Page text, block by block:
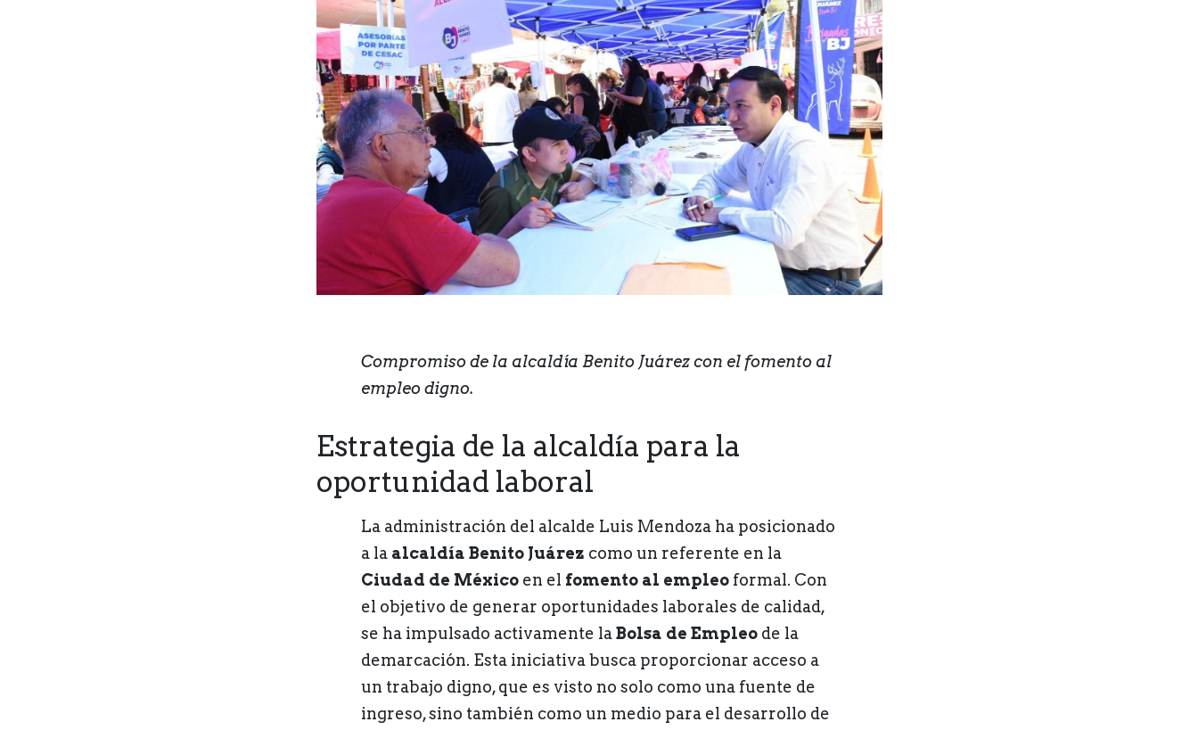
Compromiso de la alcaldía Benito Juárez con el fomento al
empleo digno.
Estrategia de la alcaldía para la
oportunidad laboral
La administración del alcalde Luis Mendoza ha posicionado
a la alcaldía Benito Juárez como un referente en la
Ciudad de Méxicoen el fomento al empleoformal. Con
el objetivo de generar oportunidades laborales de calidad,
se ha impulsado activamente laBolsa de Empleode la
demarcación. Esta iniciativa busca proporcionar acceso a
un trabajo digno, que es visto no solo como una fuente de
ingreso, sino también como un medio para el desarrollo de